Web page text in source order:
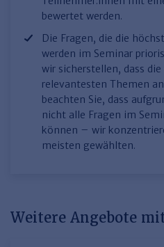
bewertet werden.
Die Fragen, die die
werden im Seminar
wir sicherstellen, dass
relevantesten Themen
beachten Sie, dass
nicht alle Fragen im
können – wir
meisten gewählten.
Weitere Angebote